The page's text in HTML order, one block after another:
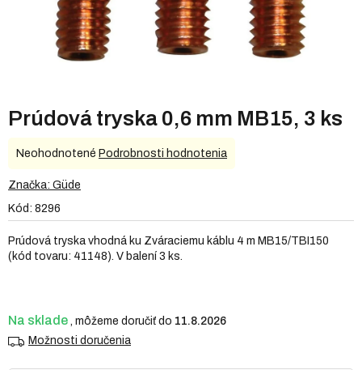
Prúdová tryska 0,6 mm MB15, 3 ks
Kód: 8296
Na sklade
11.8.2026
Možnosti doručenia
Prúdová tryska vhodná ku Zváraciemu káblu 4 m MB15/TBI150
(kód tovaru: 41148). V balení 3 ks.
Priemerné
produktu
0,0
5
hviezdičiek.
Neohodnotené Podrobnosti hodnotenia
Značka: Güde